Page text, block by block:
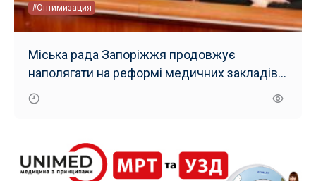
#Оптимизация
Міська рада Запоріжжя продовжує
наполягати на реформі медичних закладів
міста